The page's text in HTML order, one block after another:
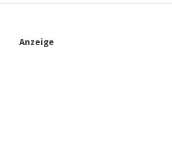
S
Anzeige